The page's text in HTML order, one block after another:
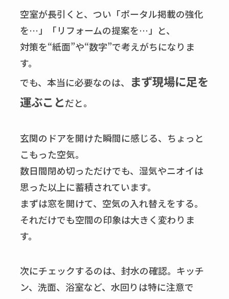
空室が長引くと、つい「ポータル掲載の強化
を…」「リフォームの提案を…」と、
対策を“紙面”や“数字”で考えがちになりま
す。
でも、本当に必要なのは、
まず現場に足を
運ぶことだと。
玄関のドアを開けた瞬間に感じる、ちょっと
こもった空気。
数日間閉め切っただけでも、湿気やニオイは
思った以上に蓄積されています。
まずは窓を開けて、空気の入れ替えをする。
それだけでも空間の印象は大きく変わりま
す。
次にチェックするのは、封水の確認。キッチ
ン、洗面、浴室など、水回りは特に注意で